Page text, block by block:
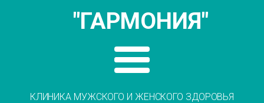
"ГАРМОНИЯ"
КЛИНИКА МУЖСКОГО И ЖЕНСКОГО ЗДОРОВЬЯ